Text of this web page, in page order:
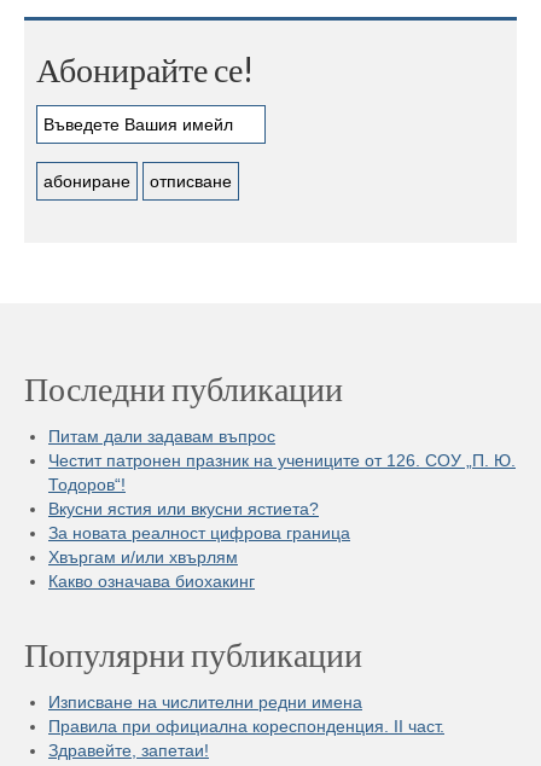
Абонирайте се!
Последни публикации
Питам дали задавам въпрос
Честит патронен празник на учениците от 126. СОУ „П. Ю.
Тодоров“!
Вкусни ястия или вкусни ястиета?
За новата реалност цифрова граница
Хвъргам и/или хвърлям
Какво означава биохакинг
Популярни публикации
Изписване на числителни редни имена
Правила при официална кореспонденция. II част.
Здравейте, запетаи!